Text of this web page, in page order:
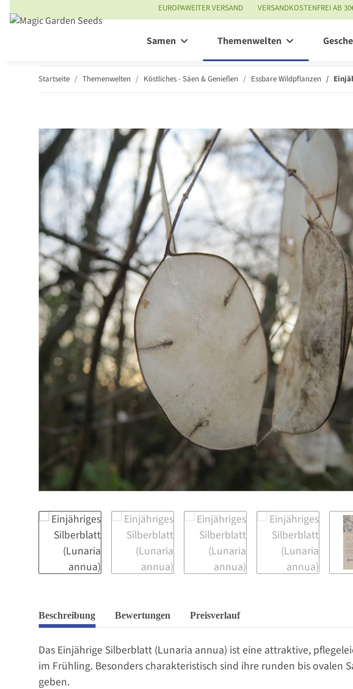
EUROPAWEITER VERSAND VERSANDKOSTENFREI AB
Samen Themenwelten
Startseite Themenwelten Köstliches - Säen & Genießen Essbare Wildpflanzen
Beschreibung Bewertungen Preisverlauf
Das Einjährige Silberblatt (Lunaria annua) ist eine attraktive,
im Frühling. Besonders charakteristisch sind ihre runden bis
geben.